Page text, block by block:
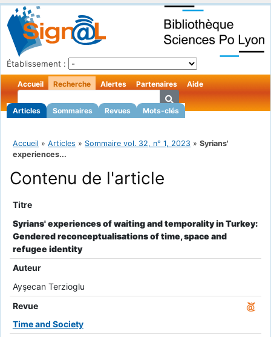
Établissement :
Accueil Recherche
Articles Sommaires Revues Mots-clés
Alertes Partenaires Aide
Accueil » Articles » Sommaire vol. 32, n° 1, 2023 » Syrians'
experiences...
Contenu de l'article
Titre
Syrians' experiences of waiting and temporality in Turkey:
Gendered reconceptualisations of time, space and
refugee identity
Auteur
Ayşecan Terzioglu
Revue
Time and Society